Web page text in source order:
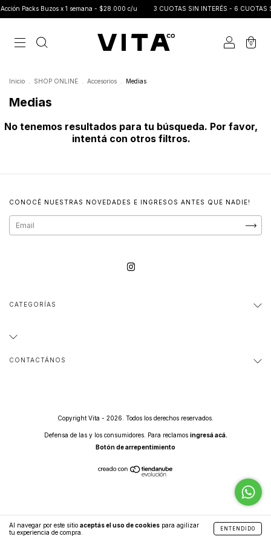
Packs Buzos x 1 semana - $28.000 c/u 3 CUOTAS SIN INTERÉS - 6
0
Al navegar por este sitio aceptás el uso de cookies para agilizar
tu experiencia de compra.
ENTENDIDO
Inicio SHOP ONLINE Accesorios Medias
Medias
No tenemos resultados para tu búsqueda. Por favor,
intentá con otros filtros.
CONOCÉ NUESTRAS NOVEDADES E INGRESOS ANTES QUE NADIE!
CATEGORÍAS
CONTACTÁNOS
Copyright Vita - 2026. Todos los derechos reservados.
Defensa de las y los consumidores. Para reclamos ingresá acá.
Botón de arrepentimiento